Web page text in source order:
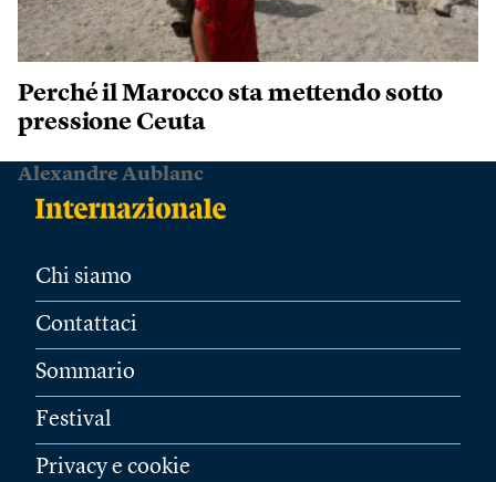
Perché il Marocco sta mettendo sotto
pressione Ceuta
Alexandre Aublanc
Chi siamo
Contattaci
Sommario
Festival
Privacy e cookie